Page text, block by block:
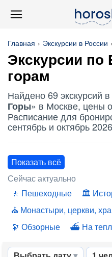
Главная Экскурсии в России
Экскурсии по
горам
Найдено 69 экскурсий в
Горы» в Москве, цены
Расписание для
сентябрь и октябрь
Показать всё
Сейчас актуально
Пешеходные
Монастыри, церкви,
Обзорные
На